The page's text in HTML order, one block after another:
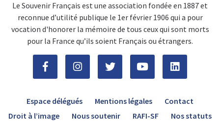
Le Souvenir Français est une association fondée en 1887 et
reconnue d’utilité publique le 1er février 1906 qui a pour
vocation d'honorer la mémoire de tous ceux qui sont morts
pour la France qu’ils soient Français ou étrangers.
Espace délégués Mentions légales
Contact
Droit à l’image
Nous soutenir RAFI-SF Nos statuts